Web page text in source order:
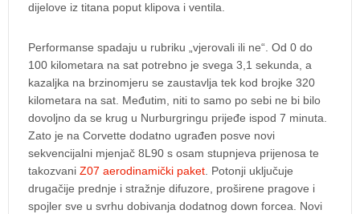
dijelove iz titana poput klipova i ventila.
Performanse spadaju u rubriku „vjerovali ili ne“. Od 0 do
100 kilometara na sat potrebno je svega 3,1 sekunda, a
kazaljka na brzinomjeru se zaustavlja tek kod brojke 320
kilometara na sat. Međutim, niti to samo po sebi ne bi bilo
dovoljno da se krug u Nurburgringu prijeđe ispod 7 minuta.
Zato je na Corvette dodatno ugrađen posve novi
sekvencijalni mjenjač 8L90 s osam stupnjeva prijenosa te
takozvani Z07 aerodinamički paket. Potonji uključuje
drugačije prednje i stražnje difuzore, proširene pragove i
spojler sve u svrhu dobivanja dodatnog down forcea. Novi